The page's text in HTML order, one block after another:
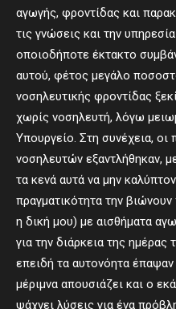
αγωγής, φροντίδας και
τις γνώσεις και την
οποιοδήποτε έκτακτο
αυτού, φέτος μεγάλο
νοσηλευτικής φροντίδας
χωρίς νοσηλευτή, λόγω
Υπουργείο. Στη συνέχεια,
νοσηλευτών εξαντλήθηκαν,
τα κενά αυτά να μην
πραγματικότητα την
η δική μου) με αισθήματα
για την διάρκεια της
επειδή τα αυτονόητα έπαψαν
μέριμνα απουσιάζει και ο
ψάχνει λύσεις για ένα